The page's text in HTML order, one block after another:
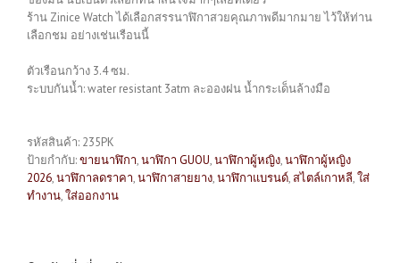
ร้าน Zinice Watch ได้เลือกสรรนาฬิกาสวยคุณภาพดีมากมาย ไว้ให้ท่าน
เลือกชม อย่างเช่นเรือนนี้
ตัวเรือนกว้าง 3.4 ซม.
ระบบกันน้ำ: water resistant 3atm ละอองฝน น้ำกระเด็นล้างมือ
รหัสสินค้า: 235PK
ป้ายกำกับ:ขายนาฬิกา,นาฬิกา GUOU,นาฬิกาผู้หญิง,นาฬิกาผู้หญิง
2026,นาฬิกาลดราคา,นาฬิกาสายยาง,นาฬิกาแบรนด์,สไตล์เกาหลี,ใส่
ทำงาน,ใส่ออกงาน